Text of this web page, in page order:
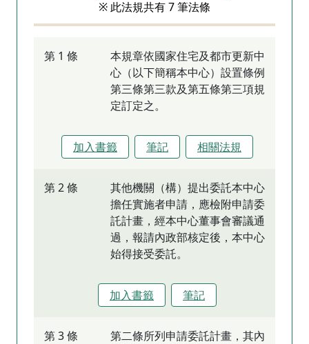
※ 此法規共有 7 筆法條
第 1 條
本規章依國家住宅及都市更新中
心（以下簡稱本中心）設置條例
第三條第三款及第五條第三項規
定訂定之。
加入書籤 筆記 相關法規
第 2 條
其他機關（構）提出委託本中心
擔任實施者申請，應檢附申請委
託計畫，經本中心董事會審議通
過，報請內政部核定後，本中心
始得接受委託。
加入書籤 筆記
第 3 條
第二條所列申請委託計畫，其內